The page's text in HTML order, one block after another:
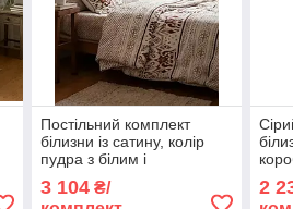
Постільний комплект
білизни із сатину, колір
пудра з білим і
Туреччина
3 104₴/
2